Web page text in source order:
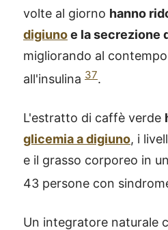
volte al giorno hanno
digiunoe la secrezione
migliorando al
all'insulina 37.
L'estratto di caffè verde
glicemia a digiuno, i
e il grasso corporeo in
43 persone con
Un integratore naturale